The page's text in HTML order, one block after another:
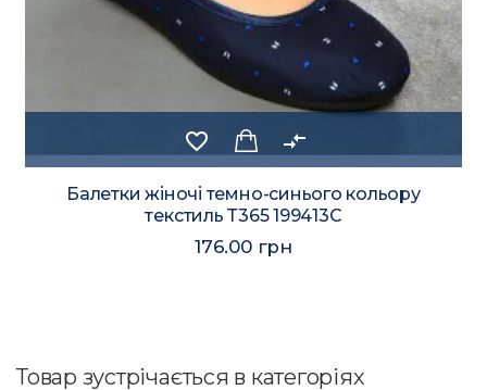
favorite_border compare_arrows
Балетки жіночі темно-синього кольору
текстиль Т365 199413C
176.00 грн
Товар зустрічається в категоріях